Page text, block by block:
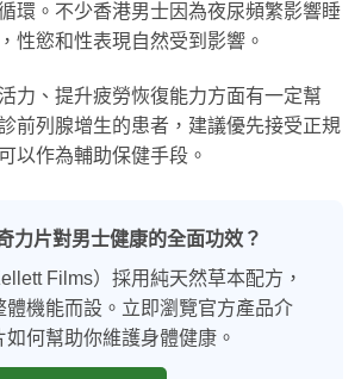
環。不少香港男士因為夜尿頻繁影響睡
性慾和性表現自然受到影響。
力、提升疲勞恢復能力方面有一定幫
前列腺增生的患者，建議優先接受正規
以作為輔助保健手段。
力片對男士健康的全面功效？
Films）採用純天然草本配方，
體機能而設。立即瀏覽官方產品介
何幫助你維護身體健康。